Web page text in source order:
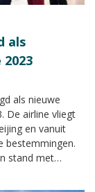
als
als nieuwe
De airline vliegt
en vanuit
bestemmingen.
stand met